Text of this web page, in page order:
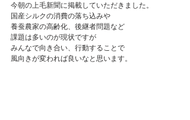
今朝の上毛新聞に掲載していただきました。
国産シルクの消費の落ち込みや
養蚕農家の高齢化、後継者問題など
課題は多いのが現状ですが
みんなで向き合い、行動することで
風向きが変われば良いなと思います。